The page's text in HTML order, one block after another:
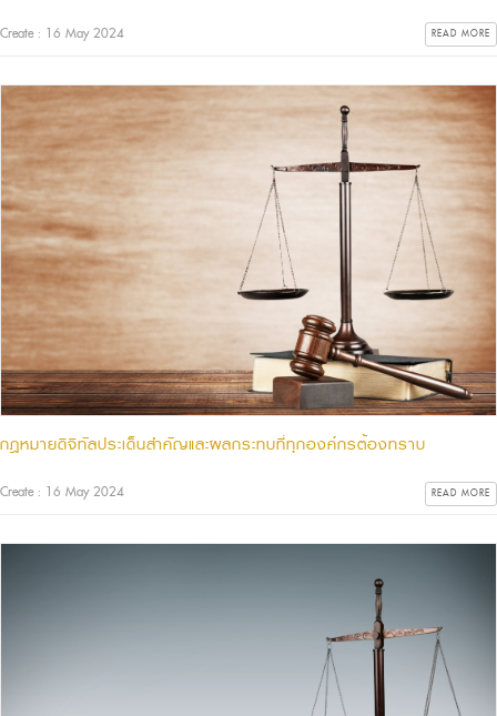
Create : 16 May 2024 READ MORE
กฎหมายดิจิทัลประเด็นสำคัญและผลกระทบที่ทุกองค์กรต้องทราบ
Create : 16 May 2024 READ MORE